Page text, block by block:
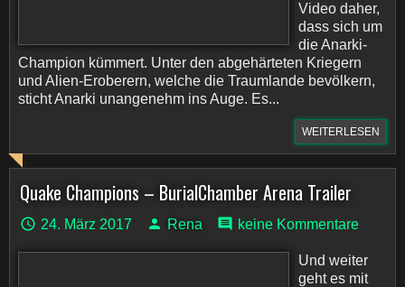
Video daher,
dass sich um
die Anarki-
Champion kümmert. Unter den abgehärteten Kriegern
und Alien-Eroberern, welche die Traumlande bevölkern,
sticht Anarki unangenehm ins Auge. Es...
WEITERLESEN
Quake Champions – BurialChamber Arena Trailer
24. März 2017 Rena keine Kommentare
Und weiter
geht es mit